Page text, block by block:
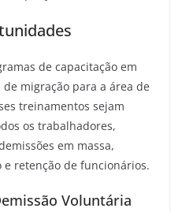
de capacitação em
migração para a área de
treinamentos sejam
os trabalhadores,
em massa,
retenção de funcionários.
Voluntária